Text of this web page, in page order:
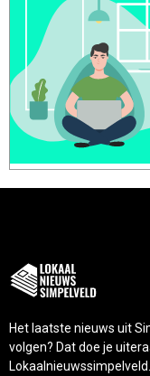
Het laatste nieuws uit
volgen? Dat doe je